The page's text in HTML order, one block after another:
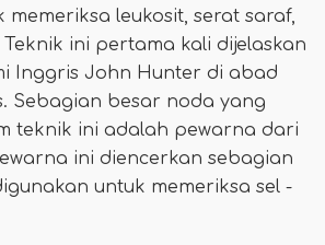
leukosit, serat saraf,
ini pertama kali dijelaskan
Inggris John Hunter di abad
Sebagian besar noda yang
teknik ini adalah pewarna dari
ini diencerkan sebagian
untuk memeriksa sel -